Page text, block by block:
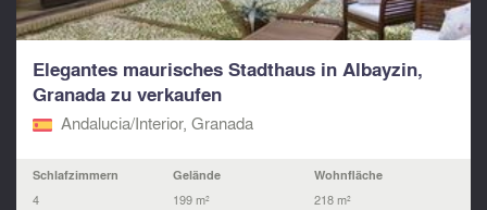
Elegantes maurisches Stadthaus in Albayzin,
Granada zu verkaufen
Andalucia/Interior, Granada
Schlafzimmern
4
Gelände
199 m²
Wohnfläche
218 m²